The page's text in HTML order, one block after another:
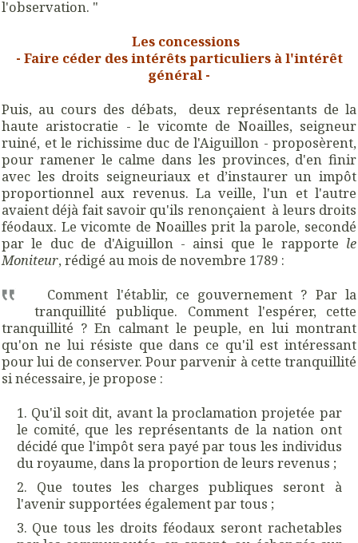
l'observation. "
Les concessions
- Faire céder des intérêts particuliers à l'intérêt
général -
Puis, au cours des débats, deux représentants de la
haute aristocratie - le vicomte de Noailles, seigneur
ruiné, et le richissime duc de l'Aiguillon - proposèrent,
pour ramener le calme dans les provinces, d'en finir
avec les droits seigneuriaux et d’instaurer un impôt
proportionnel aux revenus. La veille, l'un et l'autre
avaient déjà fait savoir qu'ils renonçaient à leurs droits
féodaux. Le vicomte de Noailles prit la parole, secondé
par le duc de d'Aiguillon - ainsi que le rapporte le
Moniteur, rédigé au mois de novembre 1789 :
Comment l'établir, ce gouvernement ? Par la
tranquillité publique. Comment l'espérer, cette
tranquillité ? En calmant lepeuple, en lui montrant
qu'on ne lui résiste que dans ce qu'il est intéressant
pour lui de conserver. Pour parvenir à cette tranquillité
si nécessaire, je propose :
Qu'il soit dit, avant la proclamation projetée par
le comité, que les représentants de la nation ont
décidé que l'impôt sera payé par tous les individus
du royaume, dans la proportion de leurs revenus ;
Que toutes les charges publiques seront à
l'avenir supportées également par tous ;
Que tous les droits féodaux seront rachetables